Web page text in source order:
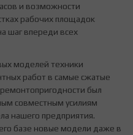
и возможности
рабочих площадок
шаг впереди всех
моделей техники
работ в самые сжатые
был
совместным усилиям
нашего предприятия.
базе новые модели даже в